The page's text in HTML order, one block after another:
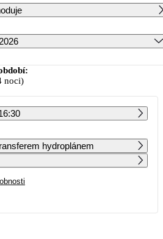
Listopad 2026
ČT PÁ SO NE
102 909
noci)
beach s transferem hydroplánem